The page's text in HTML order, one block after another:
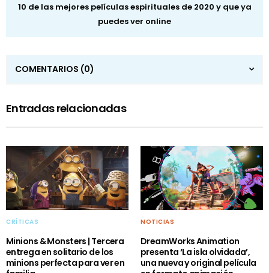
10 de las mejores películas espirituales de 2020 y que ya
puedes ver online
COMENTARIOS (0)
Entradas relacionadas
CRÍTICAS
Minions & Monsters | Tercera
entrega en solitario de los
minions perfecta para ver en
NOTICIAS
DreamWorks Animation
presenta ‘La isla olvidada’,
una nueva y original película